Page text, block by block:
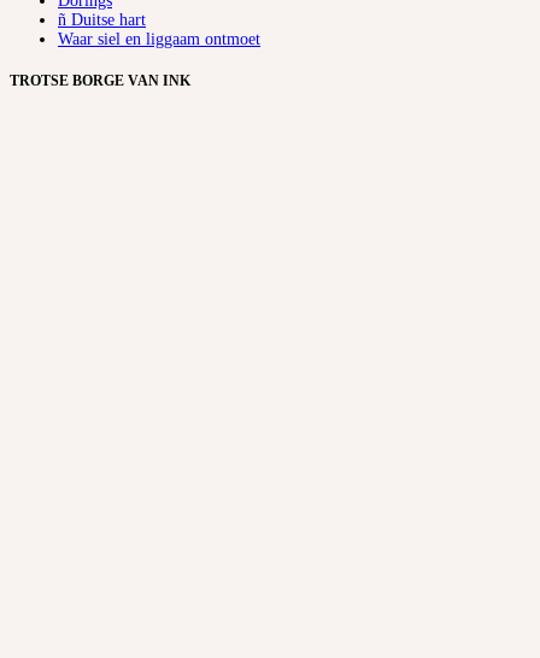
ñ Duitse hart
Waar siel en liggaam ontmoet
TROTSE BORGE VAN INK